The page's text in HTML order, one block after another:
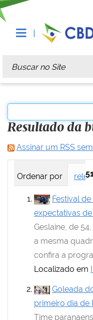
Busca
Busca Avançada…
Resultado da
Assinar um RSS
Ordenar por
Festival
expectativas
Geslaine, de
a mesma
confira a
Localizado em
Goleada
primeiro dia de
Time